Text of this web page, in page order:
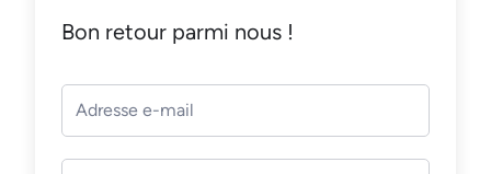
Bon retour parmi nous !